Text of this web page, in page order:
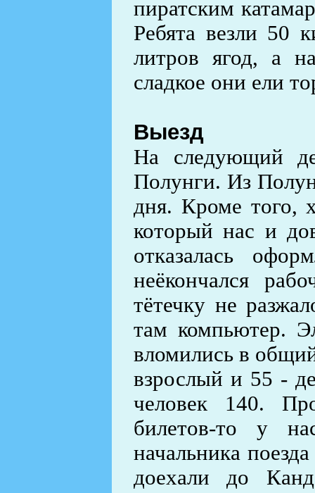
пиратским
Ребята везли 50
литров ягод, а
сладкое они ели
Выезд
На следующий
Полунги. Из
дня. Кроме того,
который нас и
отказалась
неёкончался
тётечку не
там компьютер.
вломились в
взрослый и 55 -
человек 140.
билетов-то у
начальника
доехали до